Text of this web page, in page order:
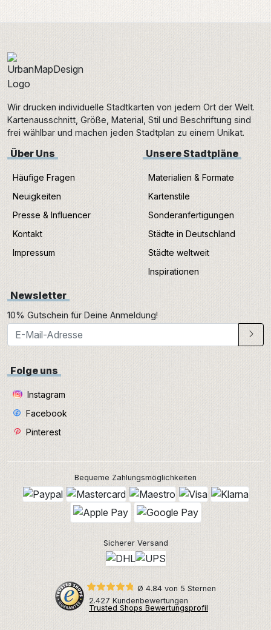
Wir drucken individuelle Stadtkarten von jedem Ort der Welt.
Kartenausschnitt, Größe, Material, Stil und Beschriftung sind
frei wählbar und machen jeden Stadtplan zu einem Unikat.
Über Uns
Häufige Fragen
Neuigkeiten
Presse & Influencer
Kontakt
Impressum
Unsere Stadtpläne
Materialien & Formate
Kartenstile
Sonderanfertigungen
Städte in Deutschland
Städte weltweit
Inspirationen
Newsletter
10% Gutschein für Deine Anmeldung!
Folge uns
Instagram
Facebook
Pinterest
Bequeme Zahlungsmöglichkeiten
Sicherer Versand
Ø 4.84 von 5 Sternen
2.427 Kundenbewertungen
Trusted Shops Bewertungsprofil